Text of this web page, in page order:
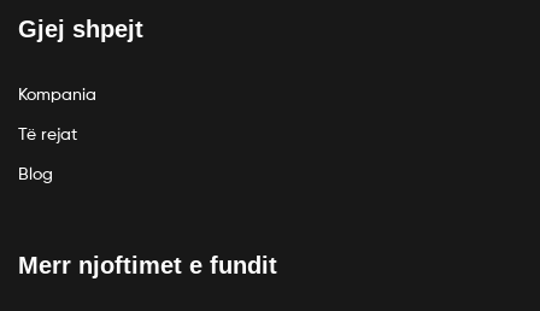
Gjej shpejt
Kompania
Të rejat
Blog
Merr njoftimet e fundit